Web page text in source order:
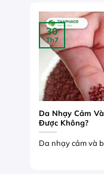
Da Nhạy Cảm
Được Không?
Da nhạy cảm và
30
Th7